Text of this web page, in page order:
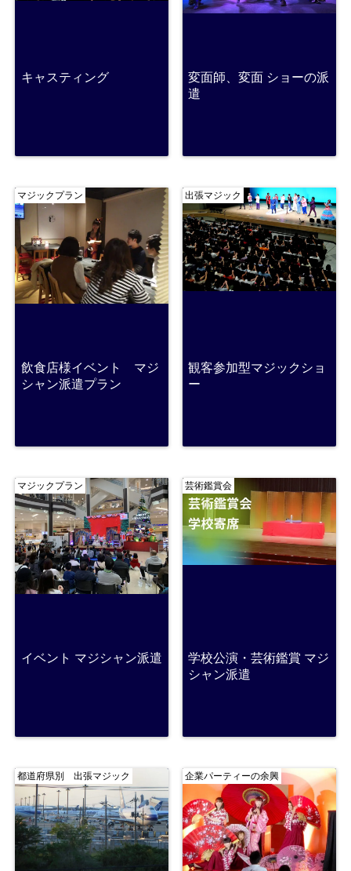
キャスティング
変面師、変面 ショーの派
遣
マジックプラン
飲食店様イベント マジ
シャン派遣プラン
出張マジック
観客参加型マジックショ
ー
マジックプラン
イベント マジシャン派遣
芸術鑑賞会
学校公演・芸術鑑賞 マジ
シャン派遣
都道府県別 出張マジック 企業パーティーの余興